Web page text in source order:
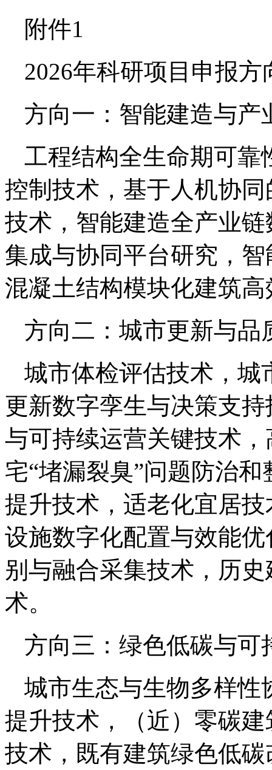
附件1
2026年科研项目申报方
方向一：智能建造与产
工程结构全生命期可靠
控制技术，基于人机协
技术，智能建造全产业
集成与协同平台研究，
混凝土结构模块化建筑
方向二：城市更新与品
城市体检评估技术，城
更新数字孪生与决策支
与可持续运营关键技术
宅“堵漏裂臭”问题防治
提升技术，适老化宜居
设施数字化配置与效能
别与融合采集技术，历
术。
方向三：绿色低碳与可
城市生态与生物多样性
提升技术，（近）零碳
技术，既有建筑绿色低